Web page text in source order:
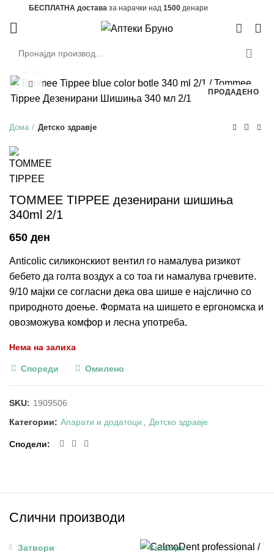
БЕСПЛАТНА достава за нарачки над 1500 денари
ПРОДАДЕНО
Зголеми
Дома Детско здравје
TOMMEE TIPPEE дезенирани шишиња
340ml 2/1
ден
Anticolic силиконскиот вентил го намалува ризикот
бебето да голта воздух а со тоа ги намалува грчевите.
9/10 мајки се согласни дека ова шише е најслично со
природното доење. Формата на шишето е ергономска и
овозможува комфор и лесна употреба.
Нема на залиха
Спореди Омилено
SKU: 1909506
Категории: Апарати и додатоци Детско здравје
Сподели
Слични производи
Затвори Затвори